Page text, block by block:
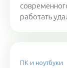
работать
ПК и ноутбуки